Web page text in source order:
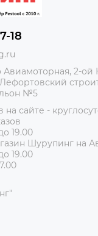
18
Авиамоторная, 2-ой
№5
сайте -
19.00
Шурупинг на
19.00